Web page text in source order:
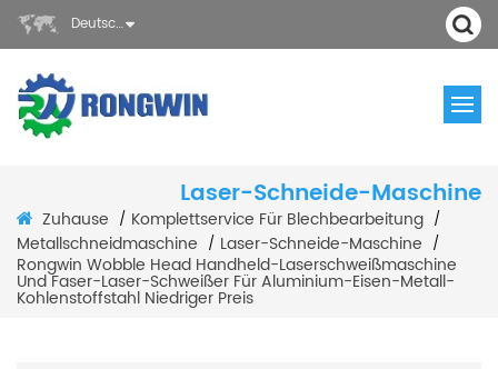
Deutsch
Laser-Schneide-Maschine
Zuhause / Komplettservice Für Blechbearbeitung /
Metallschneidmaschine / Laser-Schneide-Maschine /
Rongwin Wobble Head Handheld-Laserschweißmaschine
Und Faser-Laser-Schweißer Für Aluminium-Eisen-Metall-
Kohlenstoffstahl Niedriger Preis